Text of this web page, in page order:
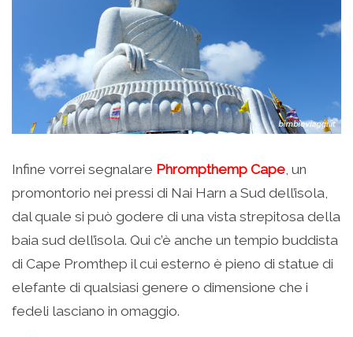
Infine vorrei segnalare Phrompthemp Cape, un
promontorio nei pressi di Nai Harn a Sud dell’isola,
dal quale si può godere di una vista strepitosa della
baia sud dell’isola. Qui c’è anche un tempio buddista
di Cape Promthep il cui esterno è pieno di statue di
elefante di qualsiasi genere o dimensione che i
fedeli lasciano in omaggio.